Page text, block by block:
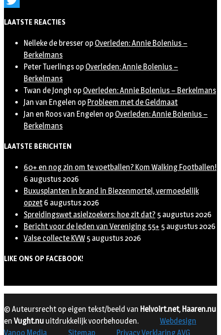
LAATSTE REACTIES
Nelleke de bresser op Overleden: Annie Bolenius –
Berkelmans
Peter Tuerlings op Overleden: Annie Bolenius –
Berkelmans
Twan de Jongh op Overleden: Annie Bolenius – Berkelmans
Jan van Engelen op Probleem met de Geldmaat
Jan en Roos van Engelen op Overleden: Annie Bolenius –
Berkelmans
LAATSTE BERICHTEN
60+ en nog zin om te voetballen? Kom Walking Footballen!
6 augustus 2026
Buxusplanten in brand in Biezenmortel, vermoedelijk
opzet 6 augustus 2026
Spreidingswet asielzoekers: hoe zit dat? 5 augustus 2026
Bericht voor de leden van Vereniging 55+ 5 augustus 2026
Valse collecte KVW 5 augustus 2026
LIKE ONS OP FACEBOOK!
© Auteursrecht op eigen tekst/beeld van Helvoirt.net, Haaren.nu
en Vught.nu uitdrukkelijk voorbehouden.
Webdesign
Vanoo Media
Sitemap Privacy Verklaring AVG